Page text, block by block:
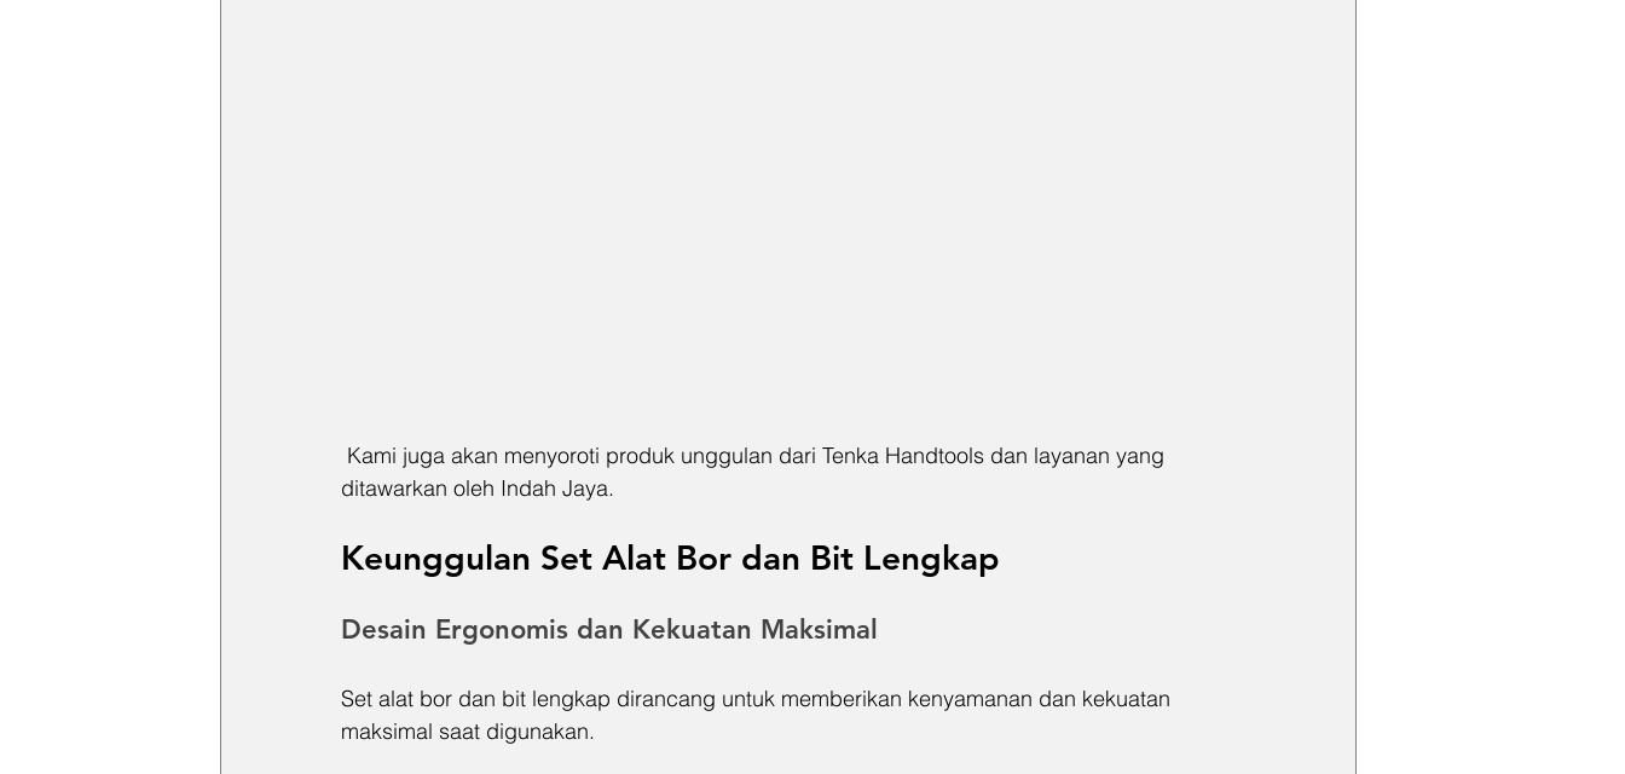
ditawarkan oleh Indah Jaya.
Keunggulan Set Alat Bor dan Bit Lengkap
Desain Ergonomis dan Kekuatan Maksimal
Set alat bor dan bit lengkap dirancang untuk memberikan kenyamanan dan kekuatan
maksimal saat digunakan.